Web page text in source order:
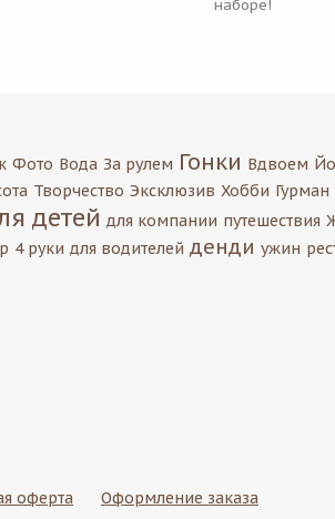
наборе!
Фото Вода За рулем Гонки Вдвоем
Творчество Эксклюзив Хобби Гурман
детей для компании путешествия
4 руки для водителей денди ужин
оферта Оформление заказа